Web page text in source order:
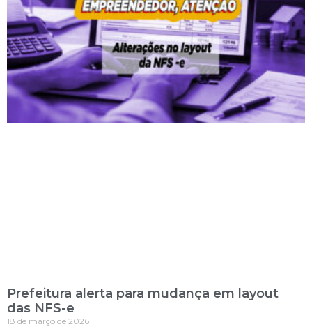
Prefeitura alerta para mudança em layout
das NFS-e
18 de março de 2026